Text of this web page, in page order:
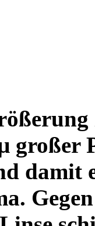
großer
damit